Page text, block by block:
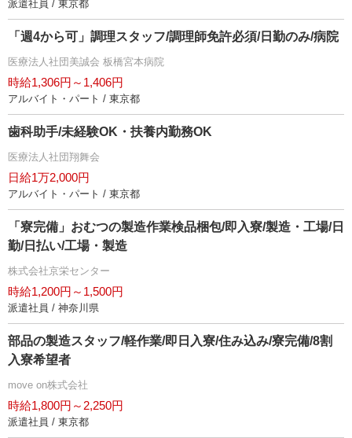
派遣社員 / 東京都
「週4から可」調理スタッフ/調理師免許必須/日勤のみ/病院
医療法人社団美誠会 板橋宮本病院
時給1,306円～1,406円
アルバイト・パート / 東京都
歯科助手/未経験OK・扶養内勤務OK
医療法人社団翔舞会
日給1万2,000円
アルバイト・パート / 東京都
「寮完備」おむつの製造作業検品梱包/即入寮/製造・工場/日
勤/日払い/工場・製造
株式会社京栄センター
時給1,200円～1,500円
派遣社員 / 神奈川県
部品の製造スタッフ/軽作業/即日入寮/住み込み/寮完備/8割
入寮希望者
move on株式会社
時給1,800円～2,250円
派遣社員 / 東京都